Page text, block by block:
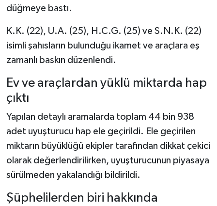
düğmeye bastı.
K.K. (22), U.A. (25), H.C.G. (25) ve S.N.K. (22)
isimli şahısların bulunduğu ikamet ve araçlara eş
zamanlı baskın düzenlendi.
Ev ve araçlardan yüklü miktarda hap
çıktı
Yapılan detaylı aramalarda toplam 44 bin 938
adet uyuşturucu hap ele geçirildi. Ele geçirilen
miktarın büyüklüğü ekipler tarafından dikkat çekici
olarak değerlendirilirken, uyuşturucunun piyasaya
sürülmeden yakalandığı bildirildi.
Şüphelilerden biri hakkında
Ulusal Haberler
Teknoloji Haberleri
Siyaset Haberleri
Dünya Haberleri
Haber Arşivi